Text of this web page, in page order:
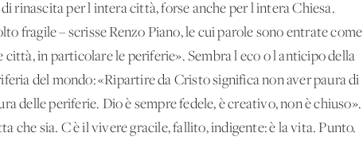
rinascita per l'intera città, forse anche per l'intera Chiesa.
fragile – scrisse Renzo Piano, le cui parole sono entrate come
in particolare le periferie». Sembra l'eco o l'anticipo della
del mondo: «Ripartire da Cristo significa non aver paura di
delle periferie. Dio è sempre fedele, è creativo, non è chiuso».
che sia. C'è il vivere gracile, fallito, indigente: è la vita. Punto.